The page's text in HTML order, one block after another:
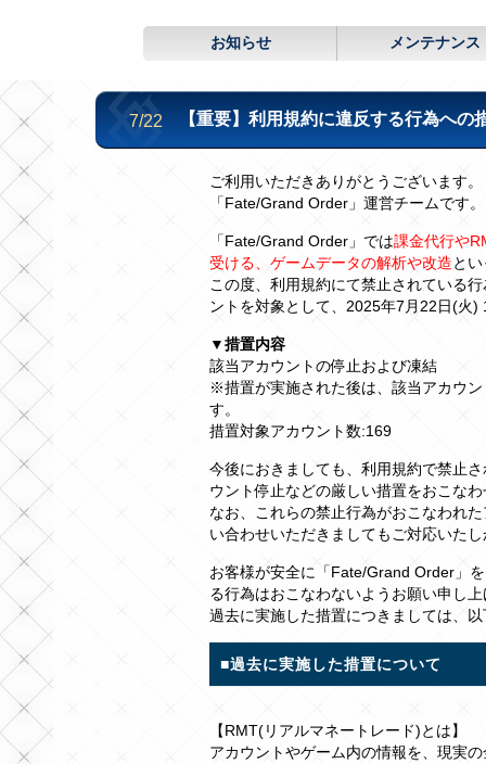
お知らせ メンテナンス
7/22 【重要】利用規約に違反する行為へ
ご利用いただきありがとうございます。
「Fate/Grand Order」運営チームです。
「Fate/Grand Order」では課金代行や
受ける、ゲームデータの解析や改造と
この度、利用規約にて禁止されている
ントを対象として、2025年7月22日(火
▼措置内容
該当アカウントの停止および凍結
※措置が実施された後は、該当アカウ
す。
措置対象アカウント数:169
今後におきましても、利用規約で禁止
ウント停止などの厳しい措置をおこな
なお、これらの禁止行為がおこなわれ
い合わせいただきましてもご対応いた
お客様が安全に「Fate/Grand Order」
る行為はおこなわないようお願い申し
過去に実施した措置につきましては、
■過去に実施した措置について
【RMT(リアルマネートレード)とは】
アカウントやゲーム内の情報を、現実